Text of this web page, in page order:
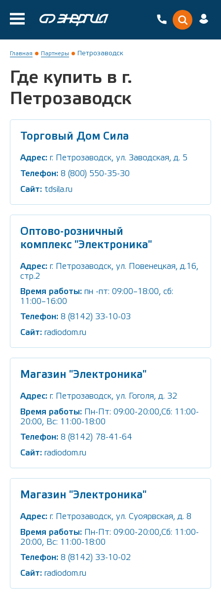
Главная Партнеры Петрозаводск
Где купить в г.
Петрозаводск
Торговый Дом Сила
Адрес: г. Петрозаводск, ул. Заводская, д. 5
Телефон: 8 (800) 550-35-30
Сайт: tdsila.ru
Оптово-розничный
комплекс "Электроника"
Адрес: г. Петрозаводск, ул. Повенецкая, д.16,
стр.2
Время работы: пн -пт: 09:00–18:00, сб:
11:00–16:00
Телефон: 8 (8142) 33-10-03
Сайт: radiodom.ru
Магазин "Электроника"
Адрес: г. Петрозаводск, ул. Гоголя, д. 32
Время работы: Пн-Пт: 09:00-20:00,Сб: 11:00-
20:00, Вс: 11:00-18:00
Телефон: 8 (8142) 78-41-64
Сайт: radiodom.ru
Магазин "Электроника"
Адрес: г. Петрозаводск, ул. Суоярвская, д. 8
Время работы: Пн-Пт: 09:00-20:00,Сб: 11:00-
20:00, Вс: 11:00-18:00
Телефон: 8 (8142) 33-10-02
Сайт: radiodom.ru